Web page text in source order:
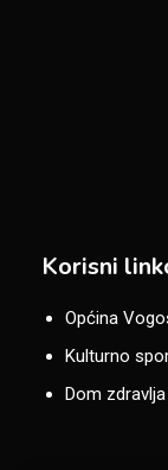
Korisni
Općina
Kulturno
Dom